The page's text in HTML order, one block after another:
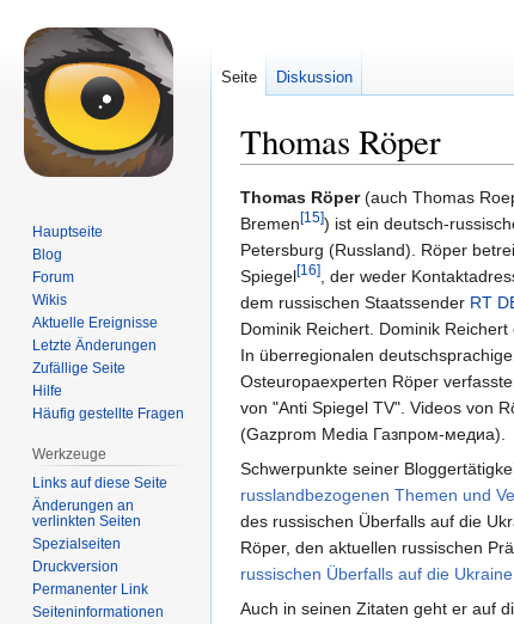
Thomas Röper
Zur
Navigation
springen
Zur
Suche
springen
Thomas Röper(auch Thomas
Bremen[15]) ist ein deutsch-
Petersburg (Russland). Röper
Spiegel[16], der weder
dem russischen Staatssender RT
Dominik Reichert. Dominik
In überregionalen
Osteuropaexperten Röper
von "Anti Spiegel TV". Videos von
(Gazprom Media Газпром-медиа).
Schwerpunkte seiner
russlandbezogenen Themen und
des russischen Überfalls auf die
Röper, den aktuellen russischen
russischen Überfalls auf die Ukraine
Auch in seinen Zitaten geht er auf
Seite Diskussion
Hauptseite
Blog
Forum
Wikis
Aktuelle Ereignisse
Letzte Änderungen
Zufällige Seite
Hilfe
Häufig gestellte Fragen
Werkzeuge
Links auf diese Seite
Änderungen an
verlinkten Seiten
Spezialseiten
Druckversion
Permanenter Link
Seiten­informationen